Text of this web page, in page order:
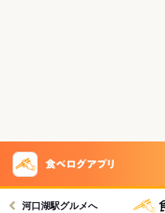
河口湖駅グルメへ